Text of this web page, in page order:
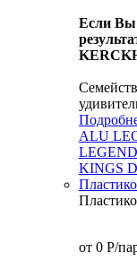
Если Вы
ALU
KINGS
от 0 P/